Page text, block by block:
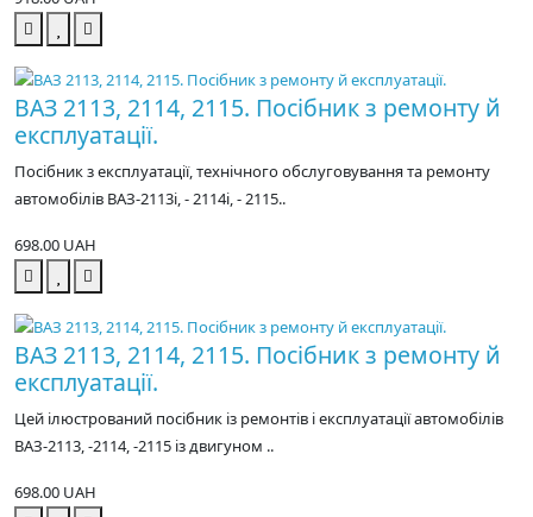
ВАЗ 2113, 2114, 2115. Посібник з ремонту й
експлуатації.
Посібник з експлуатації, технічного обслуговування та ремонту
автомобілів ВАЗ-2113i, - 2114i, - 2115..
698.00 UAH
ВАЗ 2113, 2114, 2115. Посібник з ремонту й
експлуатації.
Цей ілюстрований посібник із ремонтів і експлуатації автомобілів
ВАЗ-2113, -2114, -2115 із двигуном ..
698.00 UAH